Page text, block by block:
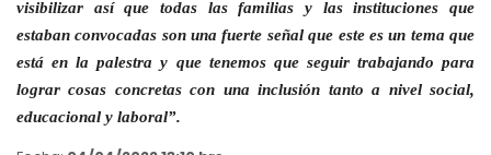
visibilizar así que todas las familias y las instituciones que
estaban convocadas son una fuerte señal que este es un tema que
está en la palestra y que tenemos que seguir trabajando para
lograr cosas concretas con una inclusión tanto a nivel social,
educacional y laboral”.